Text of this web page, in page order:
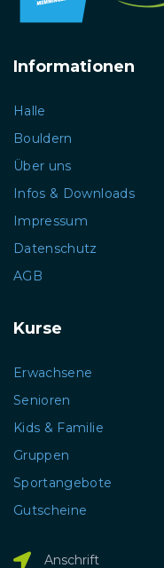
Informationen
Halle
Bouldern
Über uns
Infos & Downloads
Impressum
Datenschutz
AGB
Kurse
Erwachsene
Senioren
Kids & Familie
Gruppen
Sportangebote
Gutscheine
Anschrift